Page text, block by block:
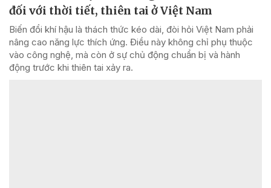
đối với thời tiết, thiên tai ở Việt Nam
Biến đổi khí hậu là thách thức kéo dài, đòi hỏi Việt Nam phải
nâng cao năng lực thích ứng. Điều này không chỉ phụ thuộc
vào công nghệ, mà còn ở sự chủ động chuẩn bị và hành
động trước khi thiên tai xảy ra.